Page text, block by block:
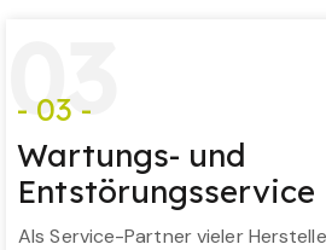
03
- 03 -
Wartungs- und
Entstörungsservice
Als Service-Partner vieler